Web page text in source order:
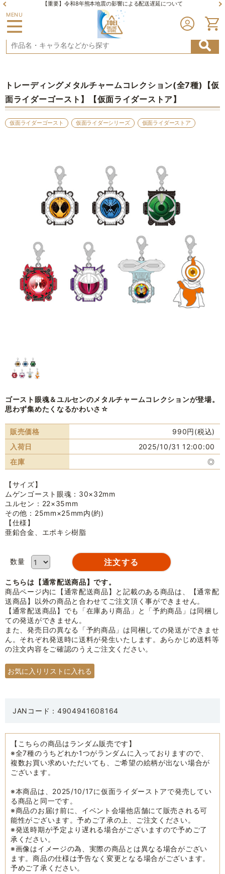
【重要】令和8年熊本地震の影響による配送遅延について
MENU
トレーディングメタルチャームコレクション(全7種)【仮
面ライダーゴースト】【仮面ライダーストア】
仮面ライダーゴースト 仮面ライダーシリーズ 仮面ライダーストア
ゴースト眼魂＆ユルセンのメタルチャームコレクションが登場。
思わず集めたくなるかわいさ☆
販売価格
990円(税込)
入荷日
2025/10/31 12:00:00
在庫
◎
【サイズ】
ムゲンゴースト眼魂：30×32mm
ユルセン：22×35mm
その他：25mm×25mm内(約)
【仕様】
亜鉛合金、エポキシ樹脂
数量
こちらは【通常配送商品】です。
商品ページ内に【通常配送商品】と記載のある商品は、【通常配
送商品】以外の商品と合わせてご注文頂く事ができません。
【通常配送商品】でも「在庫あり商品」と「予約商品」は同梱し
ての発送ができません。
また、発売日の異なる「予約商品」は同梱しての発送ができませ
ん。それぞれ発送時に送料が発生いたします。あらかじめ送料等
の注文内容をご確認のうえご注文ください。
JANコード：4904941608164
【こちらの商品はランダム販売です】
※全7種のうちどれか1つがランダムに入っておりますので、
複数お買い求めいただいても、ご希望の絵柄が出ない場合が
ございます。
※本商品は、2025/10/17に仮面ライダーストアで発売してい
る商品と同一です。
※商品のお届け前に、イベント会場他店舗にて販売される可
能性がございます。予めご了承の上、ご注文ください。
※発送時期が予定より遅れる場合がございますので予めご了
承ください。
※画像はイメージの為、実際の商品とは異なる場合がござい
ます。商品の仕様は予告なく変更となる場合がございます。
予めご了承ください。